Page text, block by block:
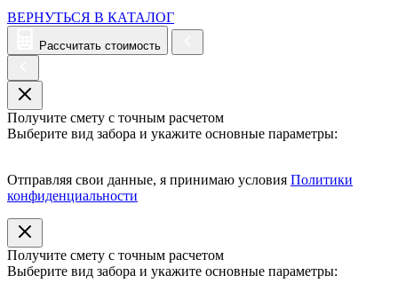
ВЕРНУТЬСЯ В КАТАЛОГ
Рассчитать стоимость
Получите смету с точным расчетом
Выберите вид забора и укажите основные параметры:
Отправляя свои данные, я принимаю условия Политики
конфиденциальности
Получите смету с точным расчетом
Выберите вид забора и укажите основные параметры: